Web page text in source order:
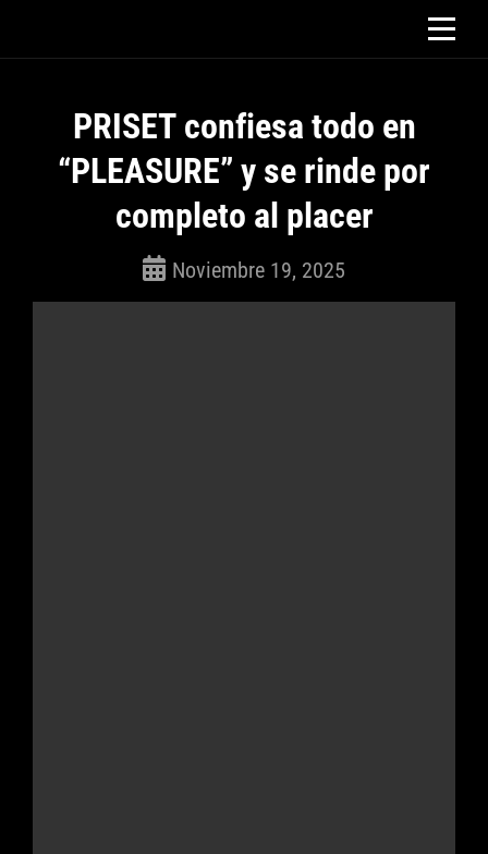
PRISET confiesa todo en
“PLEASURE” y se rinde por
completo al placer
Noviembre 19, 2025